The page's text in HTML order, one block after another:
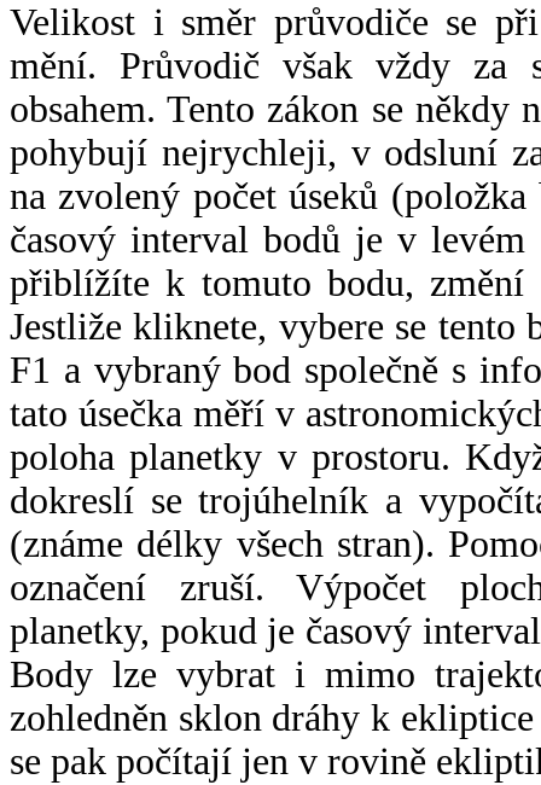
Velikost i směr průvodiče se
mění. Průvodič však vždy za
obsahem. Tento zákon se někdy
pohybují nejrychleji, v odsluní
na zvolený počet úseků
časový interval bodů je v
přiblížíte k tomuto bodu,
Jestliže kliknete, vybere se tento
F1 a vybraný bod společně s
tato úsečka měří v
poloha planetky v prostoru.
dokreslí se trojúhelník a
(známe délky všech stran).
označení zruší. Výpočet
planetky, pokud je časový
Body lze vybrat i mimo
zohledněn sklon dráhy k
se pak počítají jen v rovině